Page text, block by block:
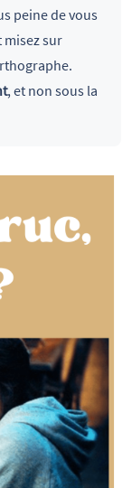
peine de vous
misez sur
, et non sous la